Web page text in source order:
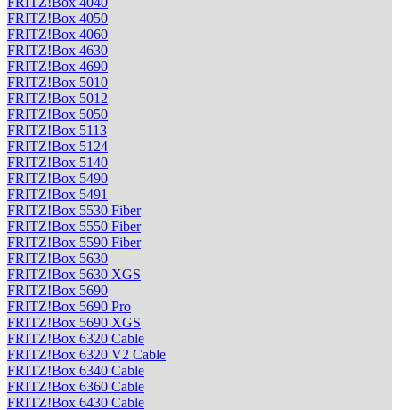
FRITZ!Box 4050
FRITZ!Box 4060
FRITZ!Box 4630
FRITZ!Box 4690
FRITZ!Box 5010
FRITZ!Box 5012
FRITZ!Box 5050
FRITZ!Box 5113
FRITZ!Box 5124
FRITZ!Box 5140
FRITZ!Box 5490
FRITZ!Box 5491
FRITZ!Box 5530 Fiber
FRITZ!Box 5550 Fiber
FRITZ!Box 5590 Fiber
FRITZ!Box 5630
FRITZ!Box 5630 XGS
FRITZ!Box 5690
FRITZ!Box 5690 Pro
FRITZ!Box 5690 XGS
FRITZ!Box 6320 Cable
FRITZ!Box 6320 V2 Cable
FRITZ!Box 6340 Cable
FRITZ!Box 6360 Cable
FRITZ!Box 6430 Cable